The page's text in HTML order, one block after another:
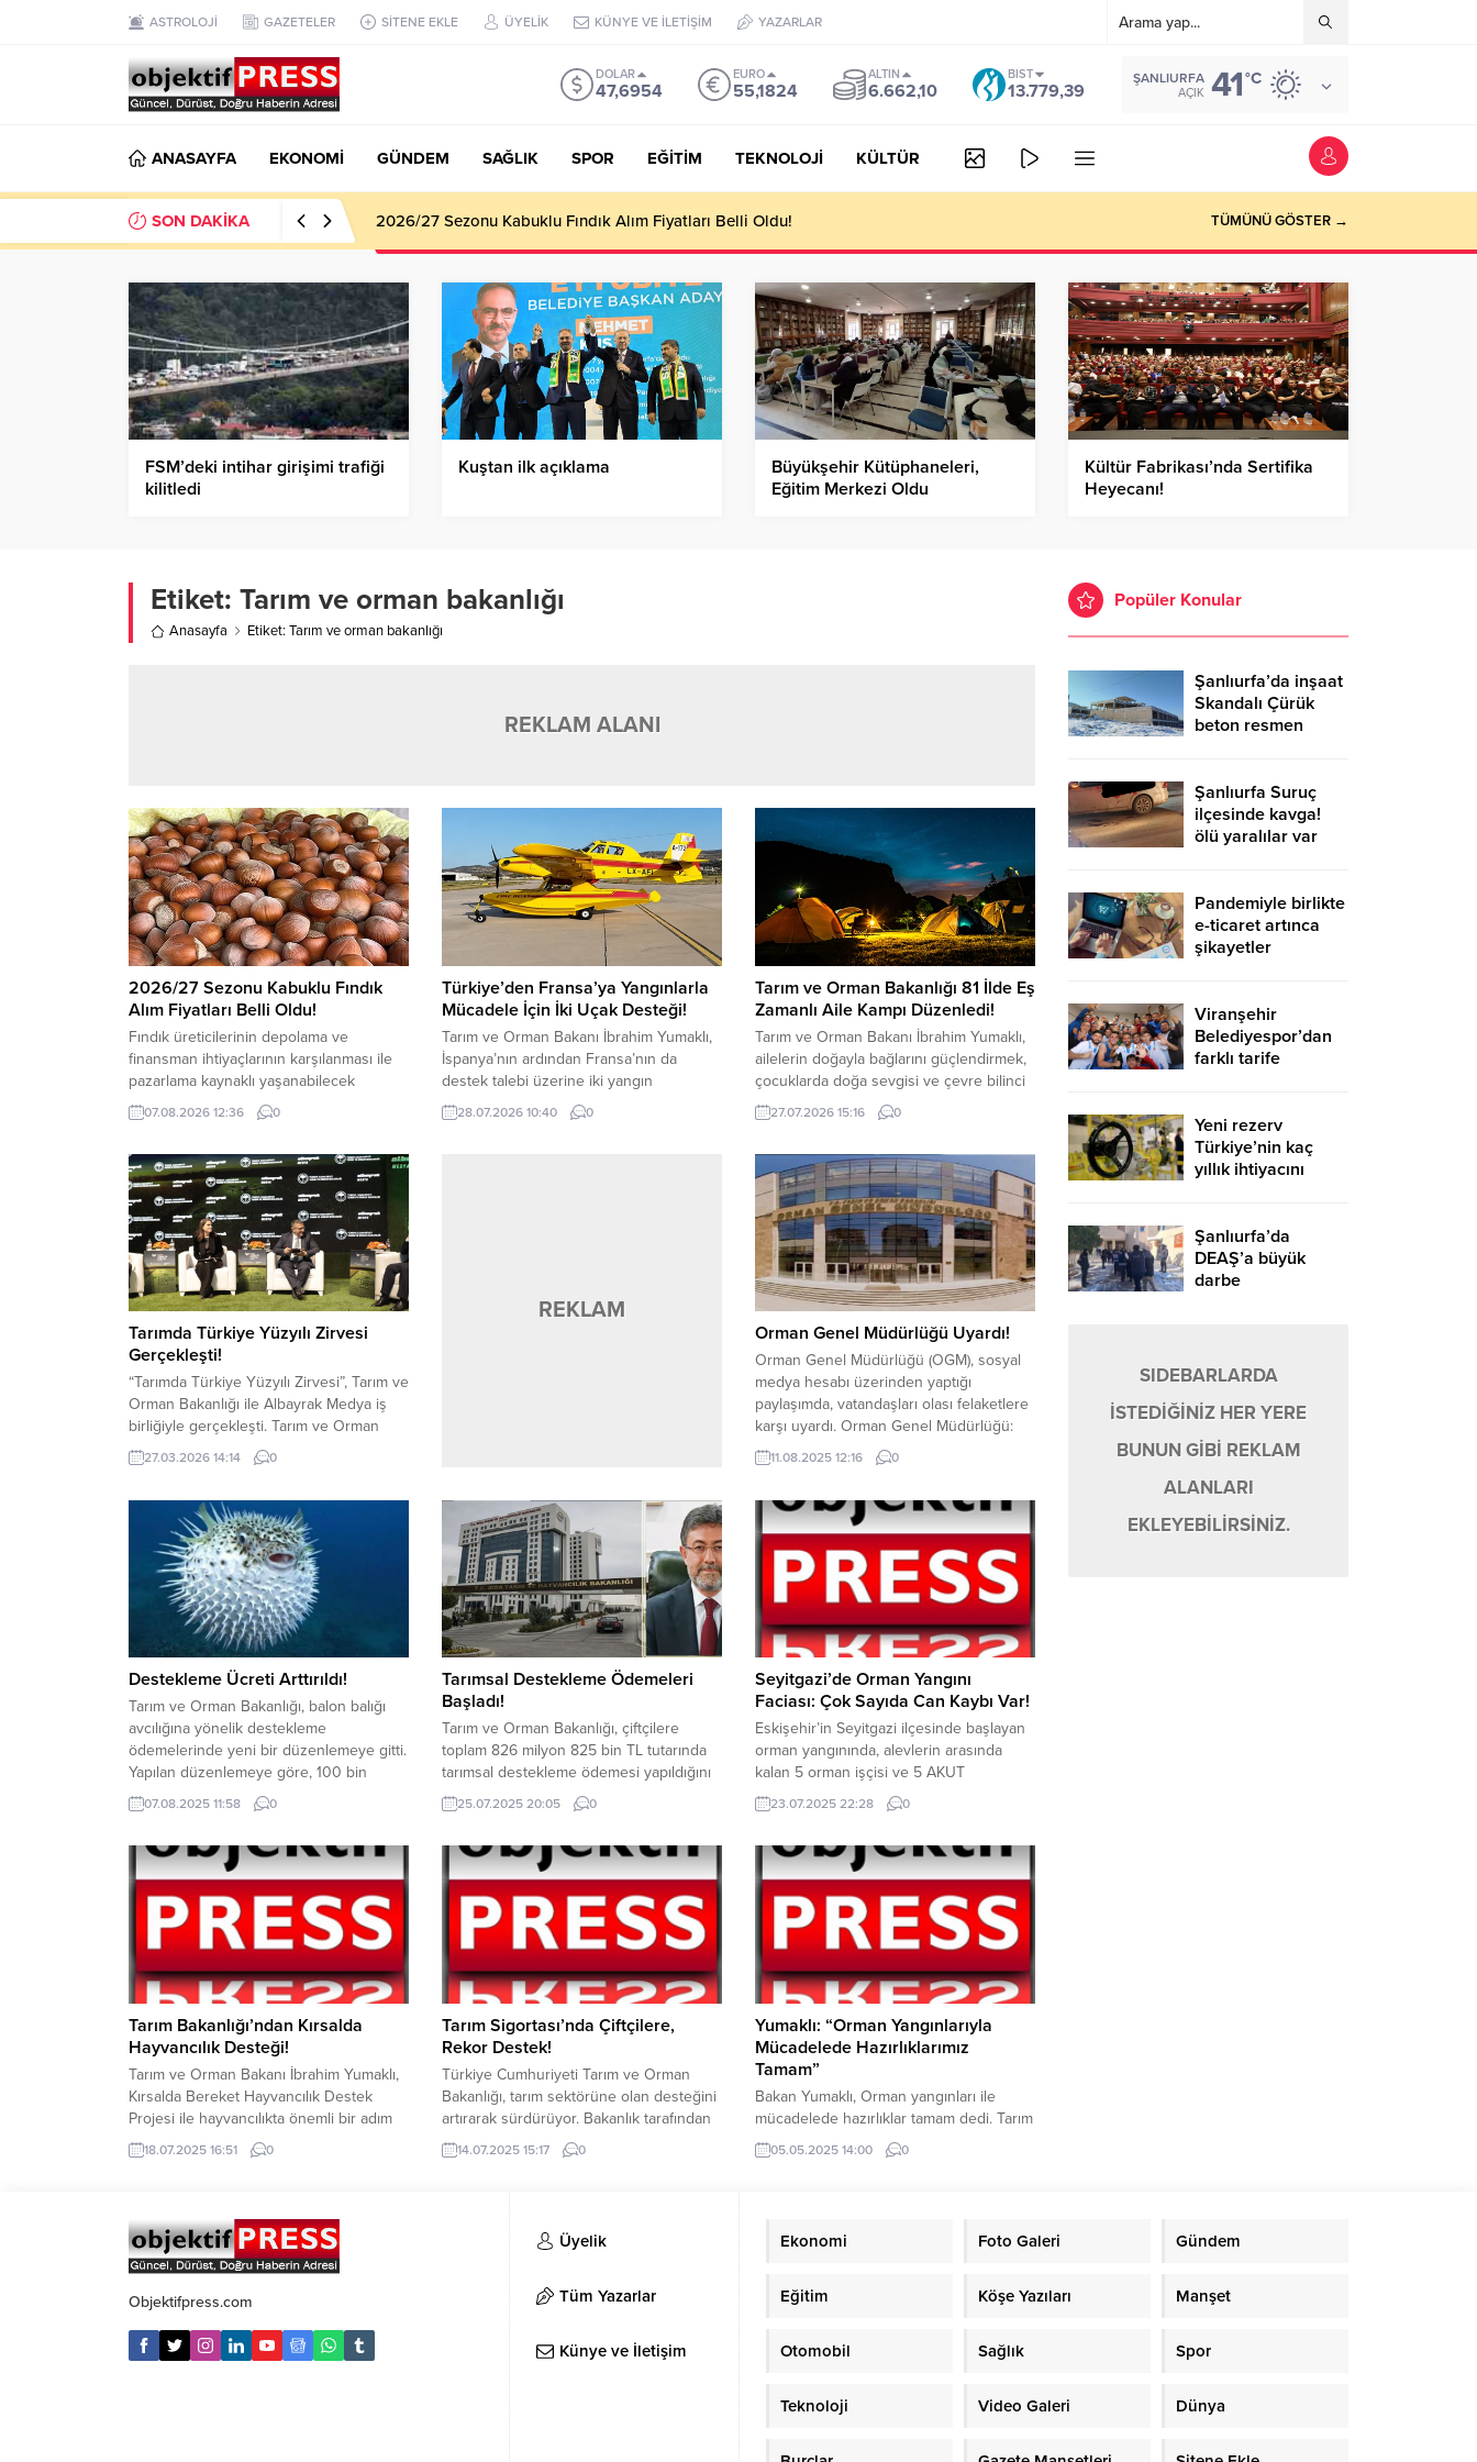
ASTROLOJİ GAZETELER SİTENE EKLE ÜYELİK KÜNYE VE İLETİŞİM YAZARLAR
DOLAR
47,6954
EURO
55,1824
ALTIN
6.662,10
BIST
13.779,39
ŞANLIURFA
AÇIK 41°C
ANASAYFA EKONOMİ GÜNDEM SAĞLIK SPOR EĞİTİM TEKNOLOJİ KÜLTÜR
SON DAKİKA Haliliye Belediyesi Her Gün 4 Bin 898 Kişiye Sıcak Yemek Ulaştırıyor! TÜMÜNÜ GÖSTER →
FSM’deki intihar girişimi trafiği
kilitledi
Kuştan ilk açıklama
Büyükşehir Kütüphaneleri,
Eğitim Merkezi Oldu
Kültür Fabrikası’nda Sertifika
Heyecanı!
Etiket: Tarım ve orman bakanlığı
Anasayfa Etiket: Tarım ve orman bakanlığı
REKLAM ALANI
2026/27 Sezonu Kabuklu Fındık
Alım Fiyatları Belli Oldu!
Fındık üreticilerinin depolama ve
finansman ihtiyaçlarının karşılanması ile
pazarlama kaynaklı yaşanabilecek
sıkıntıların giderilmesi amacıyla 2026/27
sezonu kabuklu fındık alım fiyatları %50
kalite için; 255,00 TL/Kg, Levant kalite
için; 250,00 TL/Kg olarak belirlenmiştir.
Ayrıca yüksek randımanlı fındığa (% 50
randıman üzerindeki) her + 1 randıman
Giresun kalite için 5,10...
07.08.2026 12:36 0
Türkiye’den Fransa’ya Yangınlarla
Mücadele İçin İki Uçak Desteği!
Tarım ve Orman Bakanı İbrahim Yumaklı,
İspanya’nın ardından Fransa’nın da
destek talebi üzerine iki yangın
söndürme uçağını görevlendirdiklerini
bildirdi. Bakan Yumaklı, konuya ilişkin
28.07.2026 10:40 0
Tarım ve Orman Bakanlığı 81 İlde Eş
Zamanlı Aile Kampı Düzenledi!
Tarım ve Orman Bakanı İbrahim Yumaklı,
ailelerin doğayla bağlarını güçlendirmek,
çocuklarda doğa sevgisi ve çevre bilinci
oluşturmak amacıyla 8 Ağustos 2026
tarihinde Türkiye genelindeki 81 ilde eş
düzenleneceğini duyurdu. Yumaklı,
yaptığı açıklamada, geçtiğimiz yıl yoğun
ilgi gören “Baba-Çocuk Kampı”
etkinliğinin ardından bu yıl kapsamın
genişletilerek...
27.07.2026 15:16 0
Tarımda Türkiye Yüzyılı Zirvesi
Gerçekleşti!
“Tarımda Türkiye Yüzyılı Zirvesi”, Tarım ve
Orman Bakanlığı ile Albayrak Medya iş
birliğiyle gerçekleşti. Tarım ve Orman
Bakanı İbrahim Yumaklı ve alanında
uzman isimlerin katılımıyla
modernizasyon, sürdürülebilirlik ve gıda
güvenliği gibi kritik başlıklar ele alındı.
Albayrak Medya Genel Müdürü Abdullah
Hanönü’nün açılış konuşmasını
gerçekleştirdiği zirvede, Ziraat Bankası
Genel Müdürü ve Türkiye Bankalar
Birliği...
27.03.2026 14:14 0
REKLAM
Orman Genel Müdürlüğü Uyardı!
Orman Genel Müdürlüğü (OGM), sosyal
medya hesabı üzerinden yaptığı
paylaşımda, vatandaşları olası felaketlere
karşı uyardı. Orman Genel Müdürlüğü:
“Artan sıcaklık, Düşük nem, şiddetli
rüzgar yüksek tehlike oluşturmaktadır. Bu
atmayın, açık alanda ateş yakmayın,
doğaya cam ve çöp atmayın ” gibi
uyarılarda bulundu.
11.08.2025 12:16 0
Destekleme Ücreti Arttırıldı!
Tarım ve Orman Bakanlığı, balon balığı
avcılığına yönelik destekleme
ödemelerinde yeni bir düzenlemeye gitti.
Yapılan düzenlemeye göre, 100 bin
adede kadar olan alımlarda, balık başına
verilen destek tutarı 25 liradan 35 liraya
türlerinde ise destekleme ödemesi 200
bin adede kadar olan ödeme adet başına
10 lira...
07.08.2025 11:58 0
Tarımsal Destekleme Ödemeleri
Başladı!
Tarım ve Orman Bakanlığı, çiftçilere
toplam 826 milyon 825 bin TL tutarında
tarımsal destekleme ödemesi yapıldığını
duyurdu. Ödemeler bugün çiftçilerin
hesaplarına aktarılmaya başlandı.
ödemeleri şu ifadelerle duyurdu.; “Hayrılı
ve bereketli olsun” Destekleme
ödemeleri, detayları şu şekilde; Bitkisel
Ürün Sigortası Desteği: 594 milyon 794
bin TL, Yağlı...
25.07.2025 20:05 0
Seyitgazi’de Orman Yangını
Faciası: Çok Sayıda Can Kaybı Var!
Eskişehir’in Seyitgazi ilçesinde başlayan
orman yangınında, alevlerin arasında
kalan 5 orman işçisi ve 5 AKUT
gönüllüsü hayatını kaybetti. Tarım ve
Orman Bakanı İbrahim Yumaklı, yangında
yaşamını yitirdiğini açıkladı. Yangın,
rüzgarın etkisiyle Afyonkarahisar’a
sıçradı, Sarıcaova köyü tahliye edildi.
Yangını söndürme çalışmaları devam
ediyor.
23.07.2025 22:28 0
Tarım Bakanlığı’ndan Kırsalda
Hayvancılık Desteği!
Tarım ve Orman Bakanı İbrahim Yumaklı,
Kırsalda Bereket Hayvancılık Destek
Projesi ile hayvancılıkta önemli bir adım
atıldığını duyurdu. Bakan, projenin ana
hedefinin, Anadolu hayvancılığını artırmak
belirtti. İlk Hayvan Teslimat Programı,
Iğdır’da gerçekleştirildi. Programa göre,
projeyle şu adımlar hedefleniyor: Kendi
yetiştiricilerimizle besilik materyal...
18.07.2025 16:51 0
Tarım Sigortası’nda Çiftçilere,
Rekor Destek!
Türkiye Cumhuriyeti Tarım ve Orman
Bakanlığı, tarım sektörüne olan desteğini
artırarak sürdürüyor. Bakanlık tarafından
yapılan açıklamaya göre, devlet destekli
tarım sigortaları kapsamında, 1 Ocak
arasında üreticilere toplam 34.227
üreticimize 7.3 milyar TL hasar tazminatı
ödendi. Ayrıca, prim bedellerinin %70’e
varan oranlarda devlet tarafından
karşılandığı...
14.07.2025 15:17 0
Yumaklı: “Orman Yangınlarıyla
Mücadelede Hazırlıklarımız
Tamam”
Bakan Yumaklı, Orman yangınları ile
mücadelede hazırlıklar tamam dedi. Tarım
Ve Orman Bakanlığı, Orman yangınları ile
mücadelede 25 bin personelle görev
kullanılmak üzere “27 uçak, 105
arazöz, hazır hale...
05.05.2025 14:00 0
Popüler Konular
Şanlıurfa’da inşaat
Skandalı Çürük
beton resmen
Şanlıurfa Suruç
ilçesinde kavga!
ölü yaralılar var
Pandemiyle birlikte
e-ticaret artınca
şikayetler
Viranşehir
Belediyespor’dan
farklı tarife
Yeni rezerv
Türkiye’nin kaç
yıllık ihtiyacını
Şanlıurfa’da
DEAŞ’a büyük
darbe
SIDEBARLARDA
İSTEDİĞİNİZ HER YERE
BUNUN GİBİ REKLAM
ALANLARI
EKLEYEBİLİRSİNİZ.
Objektifpress.com
Üyelik
Tüm Yazarlar
Künye ve İletişim
Ekonomi Foto Galeri Gündem
Eğitim Köşe Yazıları Manşet
Otomobil Sağlık Spor
Teknoloji Video Galeri Dünya